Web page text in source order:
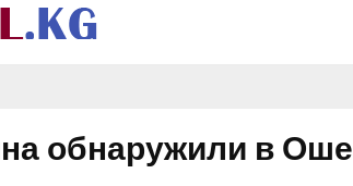
обнаружили в Оше